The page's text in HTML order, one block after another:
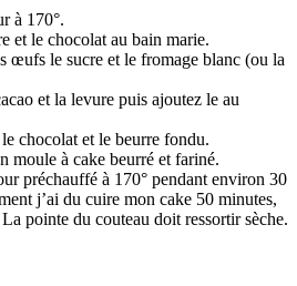
à 170°.
et le chocolat au bain marie.
œufs le sucre et le fromage blanc (ou la
et la levure puis ajoutez le au
chocolat et le beurre fondu.
moule à cake beurré et fariné.
préchauffé à 170° pendant environ 30
j’ai du cuire mon cake 50 minutes,
pointe du couteau doit ressortir sèche.